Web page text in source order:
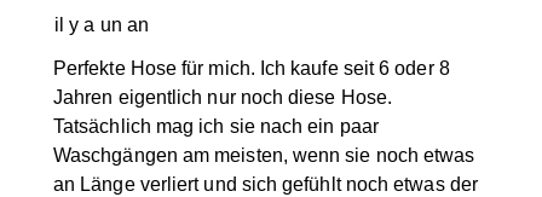
il y a un an
Perfekte Hose für mich. Ich kaufe seit 6 oder 8
Jahren eigentlich nur noch diese Hose.
Tatsächlich mag ich sie nach ein paar
Waschgängen am meisten, wenn sie noch etwas
an Länge verliert und sich gefühlt noch etwas der